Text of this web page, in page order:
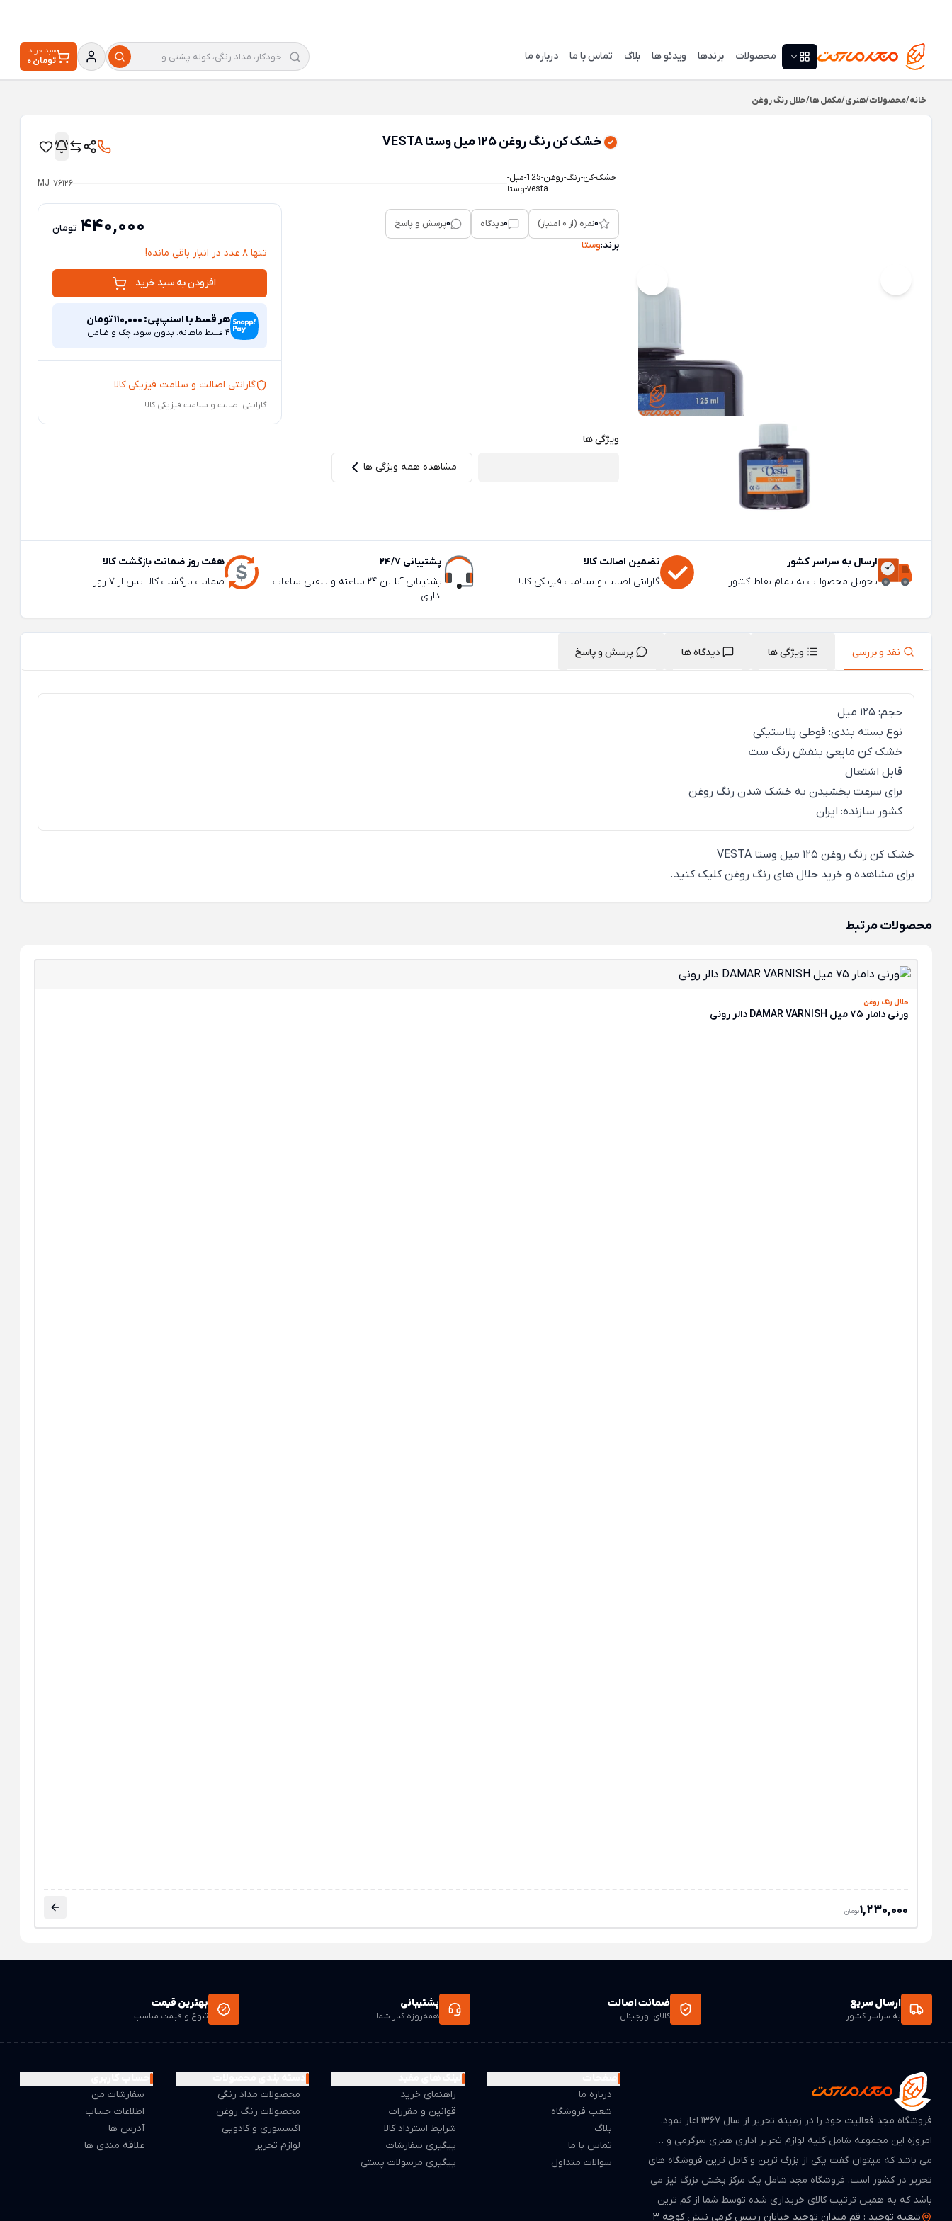
محصولات برندها ویدئو ها بلاگ تماس با ما درباره ما سبد خرید
0 تومان
خانه/محصولات/هنری/مکمل ها/حلال رنگ روغن
خشک کن رنگ روغن 125 میل وستا VESTA
خشک-کن-رنگ-روغن-125-میل-
وستا-vesta
MJ_76126
0نمره (از 0 امتیاز) 0دیدگاه 0پرسش و پاسخ
برند:وستا
440,000 تومان
تنها 8 عدد در انبار باقی مانده!
افزودن به سبد خرید
هر قسط با اسنپ‌پی: 110,000تومان
4 قسط ماهانه. بدون سود، چک و ضامن
گارانتی اصالت و سلامت فیزیکی کالا
گارانتی اصالت و سلامت فیزیکی کالا
ویژگی ها
مشاهده همه ویژگی ها
ارسال به سراسر کشور
تحویل محصولات به تمام نقاط کشور
تضمین اصالت کالا
گارانتی اصالت و سلامت فیزیکی کالا
پشتیبانی 24/7
پشتیبانی آنلاین 24 ساعته و تلفنی ساعات
اداری
هفت روز ضمانت بازگشت کالا
ضمانت بازگشت کالا پس از 7 روز
نقد و بررسی ویژگی ها دیدگاه ها پرسش و پاسخ
حجم: 125 میل
نوع بسته بندی: قوطی پلاستیکی
خشک کن مایعی بنفش رنگ ست
قابل اشتعال
برای سرعت بخشیدن به خشک شدن رنگ روغن
کشور سازنده: ایران
خشک کن رنگ روغن 125 میل وستا VESTA
برای مشاهده و خرید حلال های رنگ روغنکلیک کنید.
محصولات مرتبط
حلال رنگ روغن
ورنی دامار 75 میل DAMAR VARNISH دالر رونی
1,230,000تومان
ارسال سریع
به سراسر کشور
ضمانت اصالت
کالای اورجینال
پشتیبانی
همه‌روزه کنار شما
بهترین قیمت
تنوع و قیمت مناسب
فروشگاه مجد فعالیت خود را در زمینه تحریر از سال ۱۳۶۷ اغاز نمود.
امروزه این مجموعه شامل کلیه لوازم تحریر اداری هنری سرگرمی و …
می باشد که میتوان گفت یکی از بزرگ ترین و کامل ترین فروشگاه های
تحریر در کشور است. فروشگاه مجد شامل یک مرکز پخش بزرگ نیز می
باشد که به همین ترتیب کالای خریداری شده توسط شما از کم ترین
شعبه توحید : قم میدان توحید خیابان رییس کرمی نبش کوچه 3
درباره ما
شعب فروشگاه
بلاگ
تماس با ما
سوالات متداول
راهنمای خرید
قوانین و مقررات
شرایط استرداد کالا
پیگیری سفارشات
پیگیری مرسولات پستی
محصولات مداد رنگی
محصولات رنگ روغن
اکسسوری و کادویی
لوازم تحریر
سفارشات من
اطلاعات حساب
آدرس ها
علاقه مندی ها